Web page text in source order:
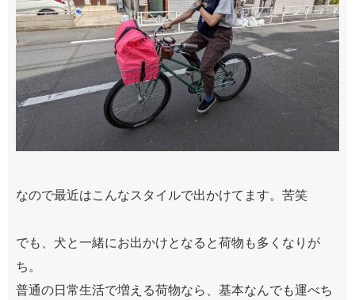
なので最近はこんなスタイルで出かけてます。苦笑
でも、犬と一緒にお出かけとなると荷物も多くなりが
ち。
普通の日常生活で増える荷物なら、基本なんでも運べち